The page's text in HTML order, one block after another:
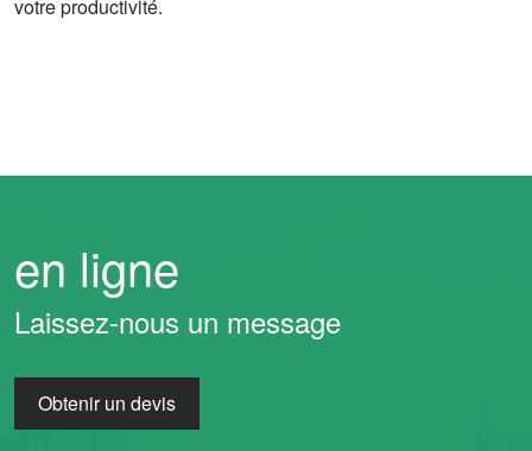
votre productivité.
en ligne
Laissez-nous un message
Obtenir un devis